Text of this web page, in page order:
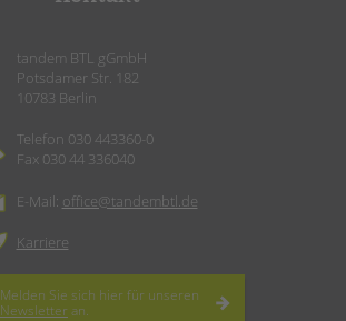
tandem BTL gGmbH
Potsdamer Str. 182
10783 Berlin
Telefon 030 443360-0
Fax 030 44 336040
E-Mail: office@tandembtl.de
Karriere
Melden Sie sich hier für unseren
Newsletter an.